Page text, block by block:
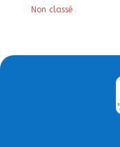
Non classé